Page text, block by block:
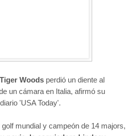
Tiger Woods perdió un diente al
un cámara en Italia, afirmó su
'USA Today'.
mundial y campeón de 14 majors,